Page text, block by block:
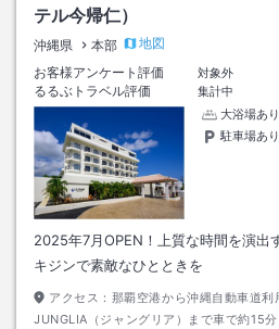
テル今帰仁）
沖縄県 本部
地図
お客様アンケート評価
対象外
るるぶトラベル評価
集計中
大浴場あり
駐車場あり
2025年7月OPEN！上質な時間を演出
キジンで素敵なひとときを
アクセス： 那覇空港から沖縄自動車道利
JUNGLIA（ジャングリア）まで車で約15